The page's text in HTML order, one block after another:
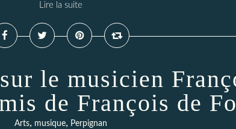
Lire la suite
le musicien
de François de
Arts, musique, Perpignan